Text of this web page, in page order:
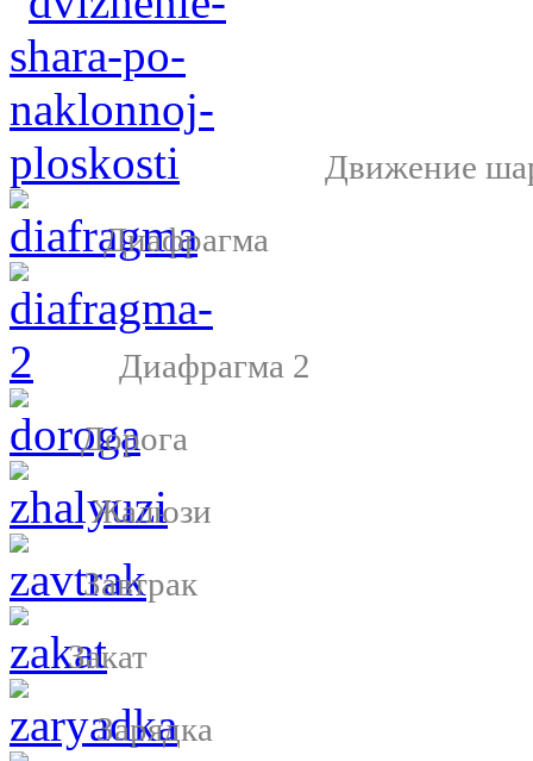
Движение
Диафрагма
Диафрагма 2
Дорога
Жалюзи
Завтрак
Закат
Зарядка